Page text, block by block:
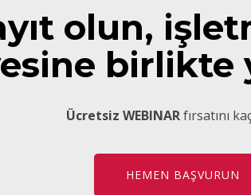
olun,
birlikte
Ücretsiz WEBINARfırsatını
HEMEN BAŞVURUN